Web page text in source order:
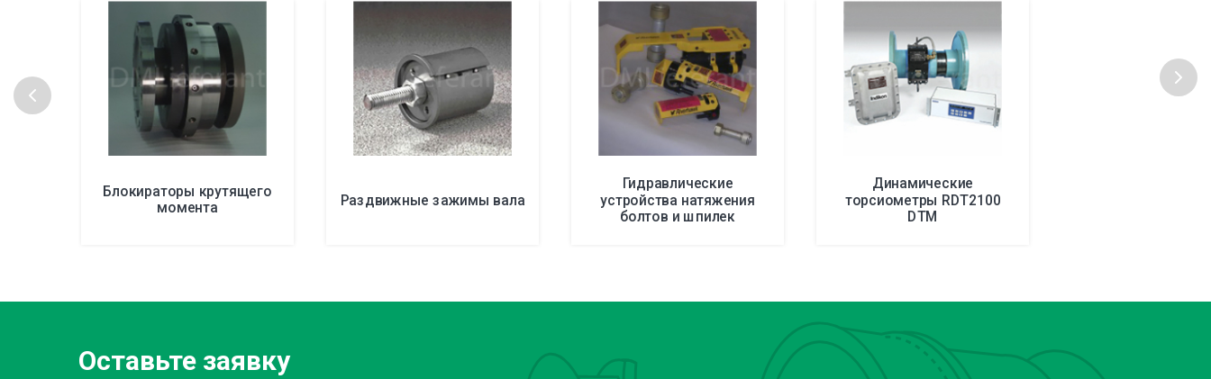
Блокираторы крутящего
момента Раздвижные зажимы вала
Гидравлические
устройства натяжения
болтов и шпилек
Динамические
торсиометры RDT2100
DTM
Оставьте заявку